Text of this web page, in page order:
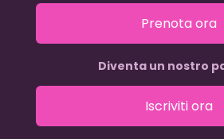
Prenota ora
Diventa un nostro
Iscriviti ora